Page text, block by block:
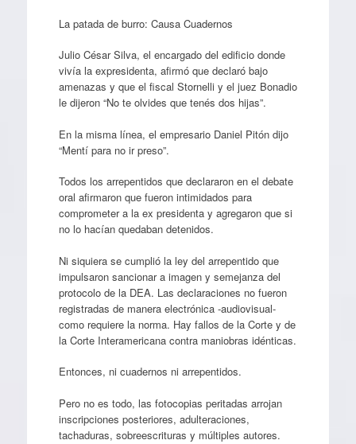
La patada de burro: Causa Cuadernos
Julio César Silva, el encargado del edificio donde
vivía la expresidenta, afirmó que declaró bajo
amenazas y que el fiscal Stornelli y el juez Bonadio
le dijeron “No te olvides que tenés dos hijas”.
En la misma línea, el empresario Daniel Pitón dijo
“Mentí para no ir preso”.
Todos los arrepentidos que declararon en el debate
oral afirmaron que fueron intimidados para
comprometer a la ex presidenta y agregaron que si
no lo hacían quedaban detenidos.
Ni siquiera se cumplió la ley del arrepentido que
impulsaron sancionar a imagen y semejanza del
protocolo de la DEA. Las declaraciones no fueron
registradas de manera electrónica -audiovisual-
como requiere la norma. Hay fallos de la Corte y de
la Corte Interamericana contra maniobras idénticas.
Entonces, ni cuadernos ni arrepentidos.
Pero no es todo, las fotocopias peritadas arrojan
inscripciones posteriores, adulteraciones,
tachaduras, sobreescrituras y múltiples autores.